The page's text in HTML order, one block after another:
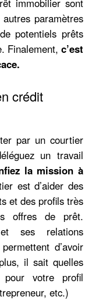
immobilier sont
paramètres
potentiels prêts
Finalement, c’est
crédit
par un courtier
un travail
la mission à
est d’aider des
et des profils très
offres de prêt.
ses relations
d’avoir
il sait quelles
pour votre profil
etc.)